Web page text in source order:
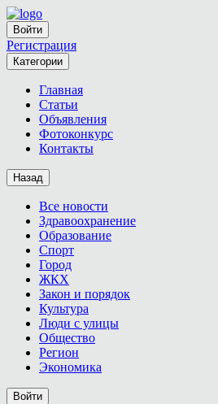
Войти
Регистрация
Категории
Главная
Статьи
Объявления
Фотоконкурс
Контакты
Назад
Все новости
Здравоохранение
Образование
Спорт
Город
ЖКХ
Закон и порядок
Культура
Люди с улицы
Общество
Регион
Экономика
Войти